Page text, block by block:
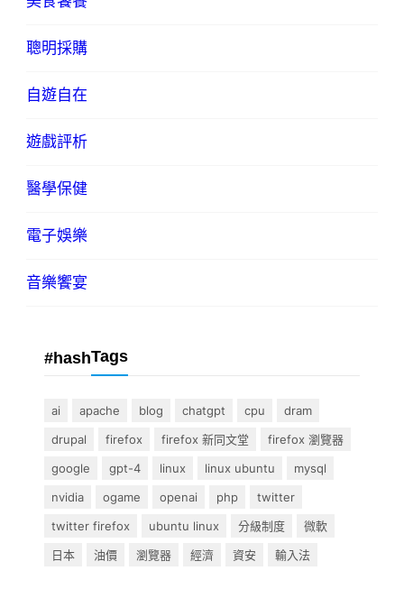
聰明採購
自遊自在
遊戲評析
醫學保健
電子娛樂
音樂饗宴
#hashTags
ai apache blog chatgpt cpu
dram
drupal
firefox firefox 新同文堂
firefox 瀏覽器
google
gpt-4 linux linux ubuntu
mysql
nvidia
ogame openai php
twitter
twitter firefox
ubuntu linux 分級制度
微軟
日本
油價 瀏覽器 經濟 資安 輸入法